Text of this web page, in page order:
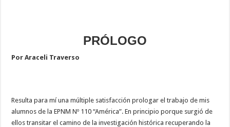
PRÓLOGO
Por Araceli Traverso
Resulta para mí una múltiple satisfacción prologar el trabajo de mis
alumnos de la EPNM Nº 110 “América”. En principio porque surgió de
ellos transitar el camino de la investigación histórica recuperando la